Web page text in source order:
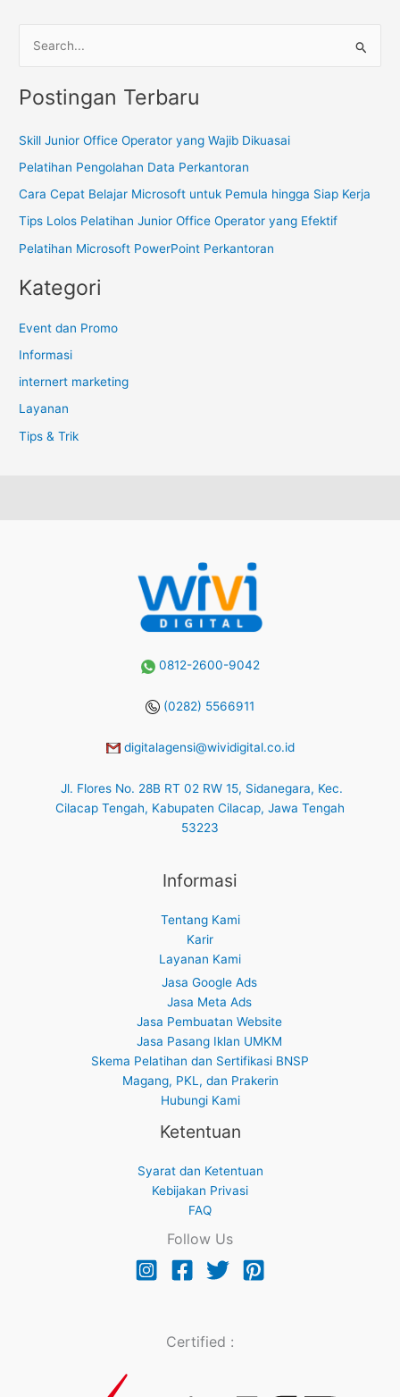
r
u
n
t
u
k
Postingan Terbaru
Skill Junior Office Operator yang Wajib Dikuasai
Pelatihan Pengolahan Data Perkantoran
Cara Cepat Belajar Microsoft untuk Pemula hingga Siap Kerja
Tips Lolos Pelatihan Junior Office Operator yang Efektif
Pelatihan Microsoft PowerPoint Perkantoran
Kategori
Event dan Promo
Informasi
internert marketing
Layanan
Tips & Trik
0812-2600-9042
(0282) 5566911
digitalagensi@wividigital.co.id
Jl. Flores No. 28B RT 02 RW 15, Sidanegara, Kec.
Cilacap Tengah, Kabupaten Cilacap, Jawa Tengah
53223
Informasi
Tentang Kami
Karir
Layanan Kami
Jasa Google Ads
Jasa Meta Ads
Jasa Pembuatan Website
Jasa Pasang Iklan UMKM
Skema Pelatihan dan Sertifikasi BNSP
Magang, PKL, dan Prakerin
Hubungi Kami
Ketentuan
Syarat dan Ketentuan
Kebijakan Privasi
FAQ
Follow Us
Certified :